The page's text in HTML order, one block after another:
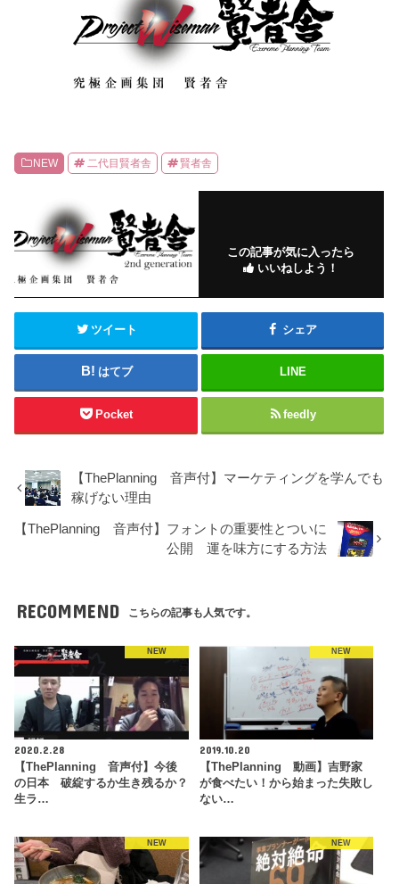
NEW 二代目賢者舎 賢者舎
この記事が気に入ったら
いいねしよう！
ツイート シェア
はてブ LINE
Pocket feedly
【ThePlanning 音声付】マーケティングを学んでも
稼げない理由
【ThePlanning 音声付】フォントの重要性とついに
公開 運を味方にする方法
RECOMMEND こちらの記事も人気です。
NEW
2020.2.28
【ThePlanning 音声付】今後
の日本 破綻するか生き残るか？
生ラ…
NEW
2019.10.20
【ThePlanning 動画】吉野家
が食べたい！から始まった失敗し
ない…
NEW NEW